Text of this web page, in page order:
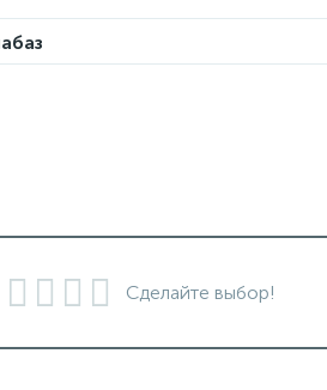
Сделайте выбор!